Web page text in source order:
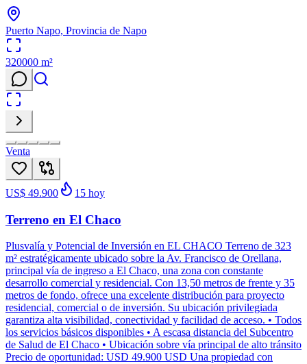
Puerto Napo, Provincia de Napo
320000 m²
Venta
US$ 49.900 15 hoy
Terreno en El Chaco
Plusvalía y Potencial de Inversión en EL CHACO Terreno de 323
m² estratégicamente ubicado sobre la Av. Francisco de Orellana,
principal vía de ingreso a El Chaco, una zona con constante
desarrollo comercial y residencial. Con 13,50 metros de frente y 35
metros de fondo, ofrece una excelente distribución para proyecto
residencial, comercial o de inversión. Su ubicación privilegiada
garantiza alta visibilidad, conectividad y facilidad de acceso. • Todos
los servicios básicos disponibles • A escasa distancia del Subcentro
de Salud de El Chaco • Ubicación sobre vía principal de alto tránsito
Precio de oportunidad: USD 49.900 USD Una propiedad con